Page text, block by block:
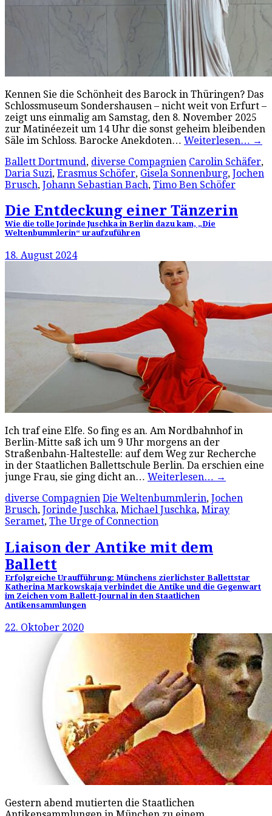
Kennen Sie die Schönheit des Barock in Thüringen? Das
Schlossmuseum Sondershausen – nicht weit von Erfurt –
zeigt uns einmalig am Samstag, den 8. November 2025
zur Matinéezeit um 14 Uhr die sonst geheim bleibenden
Säle im Schloss. Barocke Anekdoten… Weiterlesen… →
Ballett Dortmund, diverse Compagnien Carolin Schäfer,
Daria Suzi, Erasmus Schöfer, Gisela Sonnenburg, Jochen
Brusch, Johann Sebastian Bach, Timo Ben Schöfer
Die Entdeckung einer Tänzerin
Wie die tolle Jorinde Juschka in Berlin dazu kam, „Die
Weltenbummlerin“ uraufzuführen
18. August 2024
Ich traf eine Elfe. So fing es an. Am Nordbahnhof in
Berlin-Mitte saß ich um 9 Uhr morgens an der
Straßenbahn-Haltestelle: auf dem Weg zur Recherche
in der Staatlichen Ballettschule Berlin. Da erschien eine
junge Frau, sie ging dicht an… Weiterlesen… →
diverse Compagnien Die Weltenbummlerin, Jochen
Brusch, Jorinde Juschka, Michael Juschka, Miray
Seramet, The Urge of Connection
Liaison der Antike mit dem
Ballett
Erfolgreiche Uraufführung: Münchens zierlichster Ballettstar
Katherina Markowskaja verbindet die Antike und die Gegenwart
im Zeichen vom Ballett-Journal in den Staatlichen
Antikensammlungen
22. Oktober 2020
Gestern abend mutierten die Staatlichen